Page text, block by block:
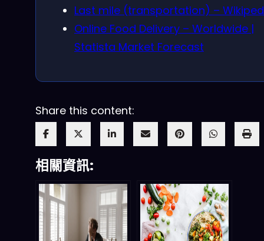
Last mile (transportation) –
Online Food Delivery – Worldwide |
Statista Market Forecast
Share this content:
相關資訊: